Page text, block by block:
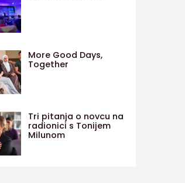
More Good Days,
Together
Tri pitanja o novcu na
radionici s Tonijem
Milunom